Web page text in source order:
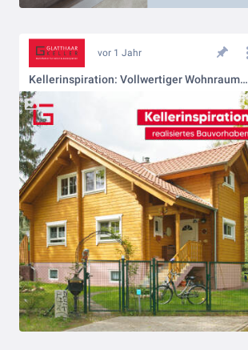
vor 1 Jahr
Kellerinspiration: Vollwertiger Wohnraum im Keller